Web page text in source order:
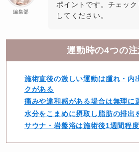
編集部
ポイントです。チェッ
してください。
運動時の4つの注
施術直後の激しい運動は腫れ・内
クがある
痛みや違和感がある場合は無理に
水分をこまめに摂取し脂肪の排出
サウナ・岩盤浴は施術後1週間程